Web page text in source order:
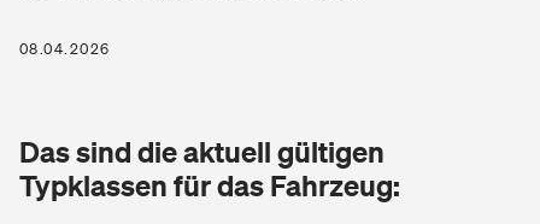
Rentenrechner: Wie viel Geld bekomme ich im Alter?
Wärmepumpen versichern
Vermieterrrechtsschutz
Kinderunfall­ver­si­che­rung
Tierkrankenversicherung
08.04.2026
Das sind die aktuell gültigen
Typklassen für das Fahrzeug: